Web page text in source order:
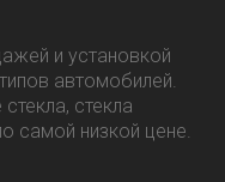
и установкой
автомобилей.
стекла
самой низкой цене.